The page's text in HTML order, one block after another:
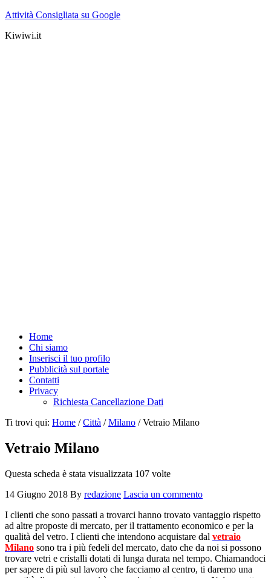
Attività Consigliata su Google
Kiwiwi.it
Home
Chi siamo
Inserisci il tuo profilo
Pubblicità sul portale
Contatti
Privacy
Richiesta Cancellazione Dati
Ti trovi qui: Home / Città / Milano /Vetraio Milano
Vetraio Milano
Questa scheda è stata visualizzata 107 volte
14 Giugno 2018 By redazione Lascia un commento
I clienti che sono passati a trovarci hanno trovato vantaggio rispetto
ad altre proposte di mercato, per il trattamento economico e per la
qualità del vetro. I clienti che intendono acquistare dal vetraio
Milano sono tra i più fedeli del mercato, dato che da noi si possono
trovare vetri e cristalli dotati di lunga durata nel tempo. Chiamandoci
per sapere di più sul lavoro che facciamo al centro, ti daremo una